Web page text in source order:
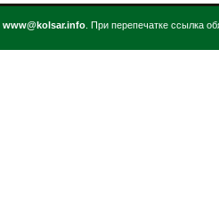
www@kolsar.info . При перепечатке ссылка